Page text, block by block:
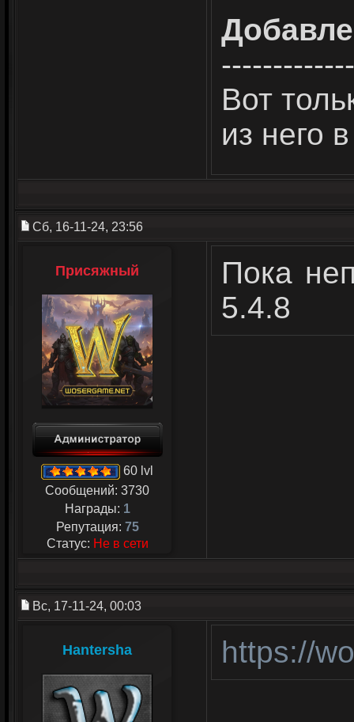
Вот
из него
Сб, 16-11-24, 23:56
Присяжный
60 lvl
Сообщений: 3730
Награды: 1
Репутация: 75
Статус: Не в сети
Пока
5.4.8
Вс, 17-11-24, 00:03
Hantersha https://